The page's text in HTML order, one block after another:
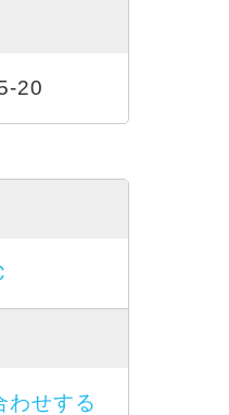
20
わせする